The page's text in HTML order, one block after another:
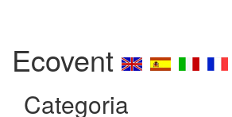
Ecovent
Categoria